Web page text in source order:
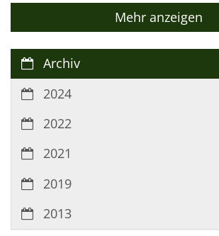
Mehr anzeigen
Archiv
2024
2022
2021
2019
2013